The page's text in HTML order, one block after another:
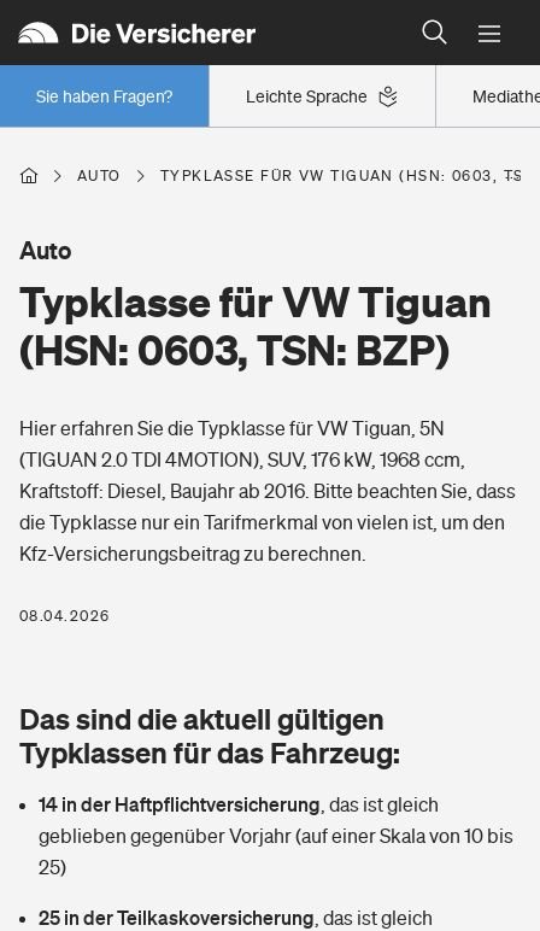
Leichte Sprache
Sie haben Fragen?
Wer versichert was: Jetzt Versicherer finden
Regionalklassen: So ist Ihre Region eingestuft
Wer versichert was: Jetzt Versicherer finden
Berufsunfähigkeitsversicherung
Erwerbsunfähigkeitsversicherung
Grundfähigkeitsversicherung
Arbeitsrechtsschutz
Berufshaftpflichtversicherung
Zur Übersicht
Tools
Wer versichert was: Jetzt Versicherer finden
Sie haben Fragen?
Wohnen
Elementarversicherung
Glasversicherung
Mietkautionsversicherung
Restkreditversicherung
Freizeit
Pri­vate Haft­pflicht­
Kinderunfall­ver­si­che­rung
Kinderinvalidität
Gesundheit
Private Krankenversicherung
Dread-Disease-Versicherung
Tierkrankenversicherung
Zur Übersicht
AUTO TYPKLASSE FÜR VW TIGUAN (HSN: 0603,
Typklasse für VW Tiguan
(HSN: 0603, TSN: BZP)
Auto
Hier erfahren Sie die Typklasse für VW Tiguan, 5N
(TIGUAN 2.0 TDI 4MOTION), SUV, 176 kW, 1968 ccm,
Kraftstoff: Diesel, Baujahr ab 2016. Bitte beachten Sie, dass
die Typklasse nur ein Tarifmerkmal von vielen ist, um den
Kfz-Versicherungsbeitrag zu berechnen.
08.04.2026
Das sind die aktuell gültigen
Typklassen für das Fahrzeug:
14 in der Haftpflichtversicherung das ist gleich
geblieben gegenüber Vorjahr (auf einer Skala von 10 bis
25)
25 in der Teilkaskoversicherung das ist gleich